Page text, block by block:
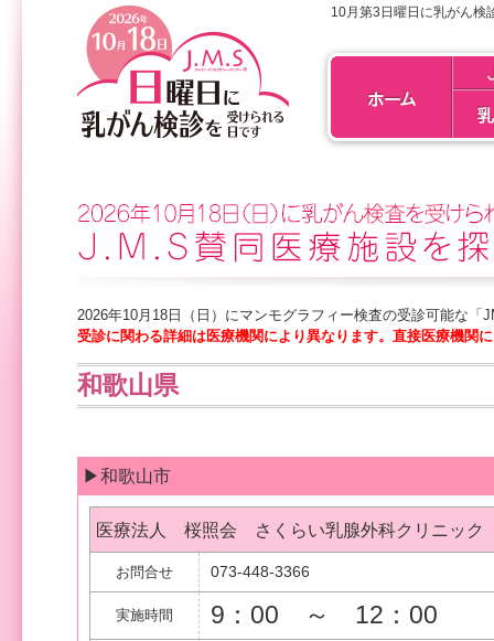
10月第3日曜日に乳がん検
2026年10月18日（日）にマンモグラフィー検査の受診可能な
受診に関わる詳細は医療機関により異なります。直接医療機関
和歌山県
▶和歌山市
医療法人 桜照会 さくらい乳腺外科クリニック
お問合せ 073-448-3366
実施時間 9：00 ～ 12：00